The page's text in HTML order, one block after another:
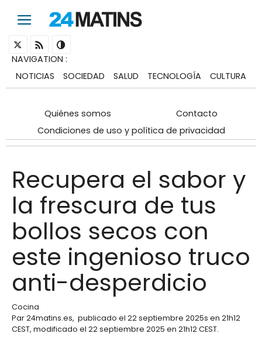
NAVIGATION :
NOTICIAS
SOCIEDAD SALUD TECNOLOGÍA CULTURA
Quiénes somos
Contacto
Condiciones de uso y política de privacidad
Recupera el sabor y
la frescura de tus
bollos secos con
este ingenioso truco
anti-desperdicio
Cocina
Par24matins.es, publicado el 22 septiembre 2025s en 21h12
CEST, modificado el 22 septiembre 2025 en 21h12 CEST.